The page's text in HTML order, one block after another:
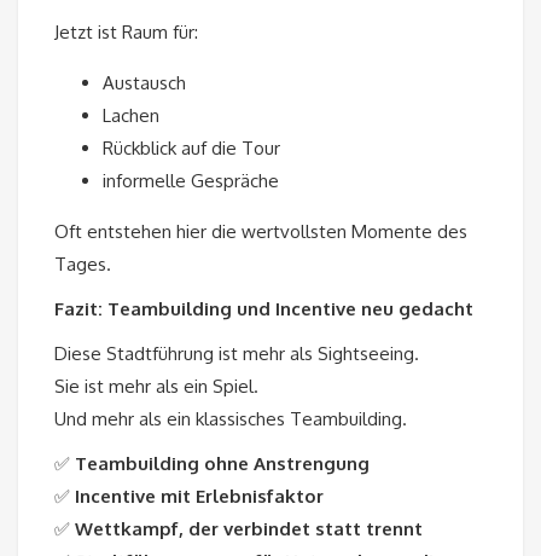
Jetzt ist Raum für:
Austausch
Lachen
Rückblick auf die Tour
informelle Gespräche
Oft entstehen hier die wertvollsten Momente des
Tages.
Fazit: Teambuilding und Incentive neu gedacht
Diese Stadtführung ist mehr als Sightseeing.
Sie ist mehr als ein Spiel.
Und mehr als ein klassisches Teambuilding.
✅ Teambuilding ohne Anstrengung
✅ Incentive mit Erlebnisfaktor
✅ Wettkampf, der verbindet statt trennt